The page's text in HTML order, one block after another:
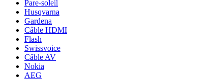
Pare-soleil
Husqvarna
Gardena
Câble HDMI
Flash
Swissvoice
Câble AV
Nokia
AEG